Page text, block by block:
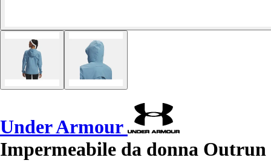
Under Armour
Impermeabile da donna Outrun